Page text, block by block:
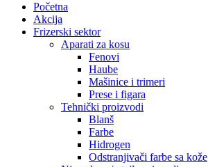
Početna
Akcija
Frizerski sektor
Aparati za kosu
Fenovi
Haube
Mašinice i trimeri
Prese i figara
Tehnički proizvodi
Blanš
Farbe
Hidrogen
Odstranjivači farbe sa kože